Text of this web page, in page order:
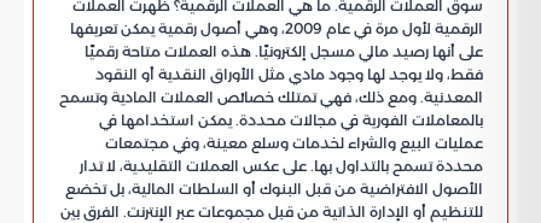
سوق العملات الرقمية. ما هي العملات الرقمية؟ ظهرت العملات
الرقمية لأول مرة في عام 2009، وهي أصول رقمية يمكن تعريفها
على أنها رصيد مالي مسجل إلكترونيًا. هذه العملات متاحة رقميًا
فقط، ولا يوجد لها وجود مادي مثل الأوراق النقدية أو النقود
المعدنية. ومع ذلك، فهي تمتلك خصائص العملات المادية وتسمح
بالمعاملات الفورية في مجالات محددة. يمكن استخدامها في
عمليات البيع والشراء لخدمات وسلع معينة، وفي مجتمعات
محددة تسمح بالتداول بها. على عكس العملات التقليدية، لا تدار
الأصول الافتراضية من قبل البنوك أو السلطات المالية، بل تخضع
للتنظيم أو الإدارة الذاتية من قبل مجموعات عبر الإنترنت. الفرق بين